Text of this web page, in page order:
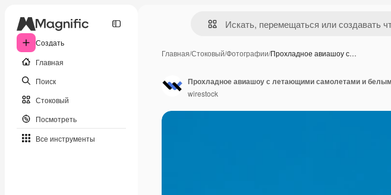
Создать
Главная
Поиск
Стоковый
Посмотреть
Все инструменты
Главная/Стоковый/Фотографии/Прохладное авиашоу с…
wirestock